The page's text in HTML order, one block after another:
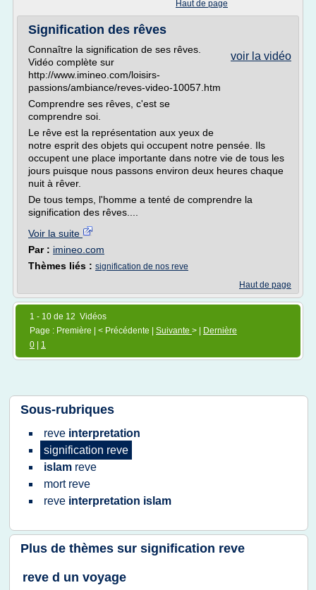
Haut de page
Signification des rêves
voir la vidéo
Connaître la signification de ses rêves.
Vidéo complète sur
http://www.imineo.com/loisirs-
passions/ambiance/reves-video-10057.htm
Comprendre ses rêves, c'est se
comprendre soi.
Le rêve est la représentation aux yeux de
notre esprit des objets qui occupent notre pensée. Ils
occupent une place importante dans notre vie de tous les
jours puisque nous passons environ deux heures chaque
nuit à rêver.
De tous temps, l'homme a tenté de comprendre la
signification des rêves....
Voir la suite
Par : imineo.com
Thèmes liés : signification de nos reve
Haut de page
1 - 10 de 12 Vidéos
Page : Première | < Précédente | Suivante > |
Dernière
0
1
Sous-rubriques
reve interpretation
signification reve
islam reve
mort reve
reve interpretation islam
Plus de thèmes sur signification reve
reve d un voyage